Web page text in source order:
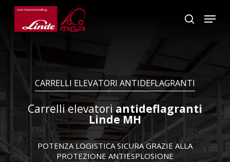
Skip
content
search
Menu
CARRELLI ELEVATORI ANTIDEFLAGRANTI
Carrelli elevatoriantideflagranti
Linde MH
POTENZA LOGISTICA SICURA GRAZIE ALLA
PROTEZIONE ANTIESPLOSIONE